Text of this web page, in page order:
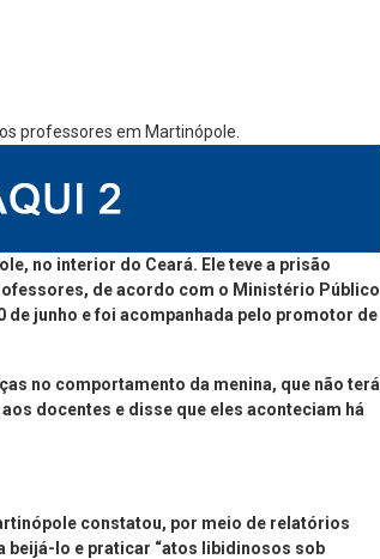
no interior do Ceará. Ele teve a prisão
de acordo com o Ministério Público
de junho e foi acompanhada pelo promotor de
no comportamento da menina, que não terá
docentes e disse que eles aconteciam há
constatou, por meio de relatórios
beijá-lo e praticar “atos libidinosos sob